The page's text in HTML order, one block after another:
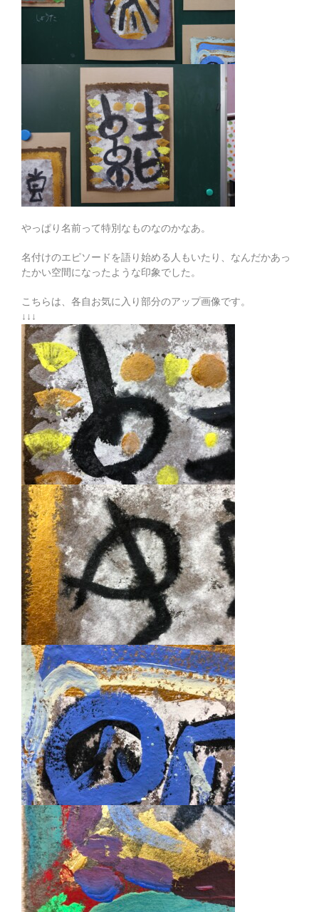
やっぱり名前って特別なものなのかなあ。
名付けのエピソードを語り始める人もいたり、なんだかあっ
たかい空間になったような印象でした。
こちらは、各自お気に入り部分のアップ画像です。
↓↓↓